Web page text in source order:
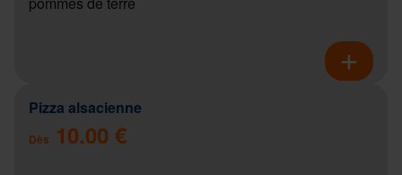
Pizza alsacienne
Dès 10.00 €